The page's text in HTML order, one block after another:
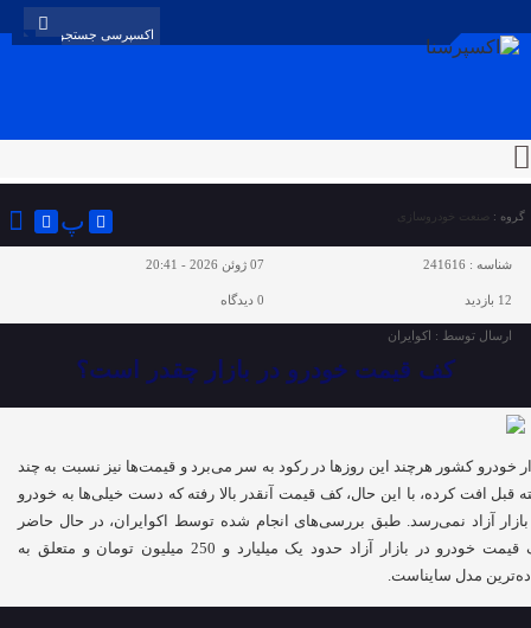
گروه : صنعت خودروسازی پ
شناسه : 241616 07 ژوئن 2026 - 20:41
12 بازدید 0 دیدگاه
ارسال توسط : اکوایران
کف قیمت خودرو در بازار چقدر است؟
خودرو کشور هرچند این روزها در رکود به سر می‌برد و قیمت‌ها نیز نسبت به چند
قبل افت کرده، با این حال، کف قیمت آنقدر بالا رفته که دست خیلی‌ها به خودرو
آزاد نمی‌رسد. طبق بررسی‌های انجام شده توسط اکوایران، در حال حاضر
کف قیمت خودرو در بازار آزاد حدود یک میلیارد و 250 میلیون تومان و متعلق به
مدل سایناست.